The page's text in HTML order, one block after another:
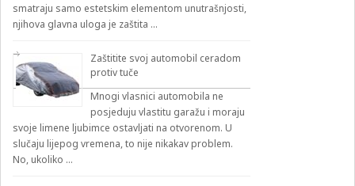
smatraju samo estetskim elementom unutrašnjosti,
njihova glavna uloga je zaštita …
Zaštitite svoj automobil ceradom
protiv tuče
Mnogi vlasnici automobila ne
posjeduju vlastitu garažu i moraju
svoje limene ljubimce ostavljati na otvorenom. U
slučaju lijepog vremena, to nije nikakav problem.
No, ukoliko …